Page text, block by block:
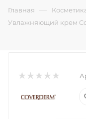
Главная —
Увлажняющий крем